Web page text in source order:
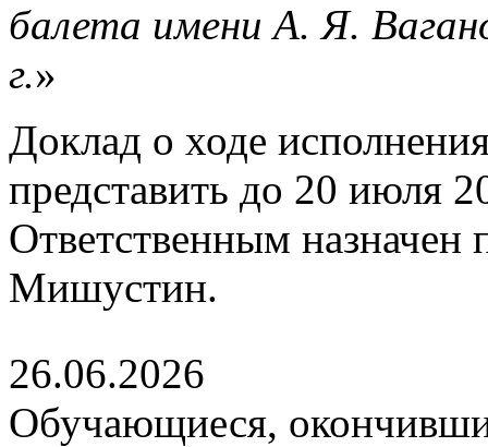
балета имени А. Я.
г.»
Доклад о ходе
представить до 20 июля
Ответственным
Мишустин.
26.06.2026
Обучающиеся,